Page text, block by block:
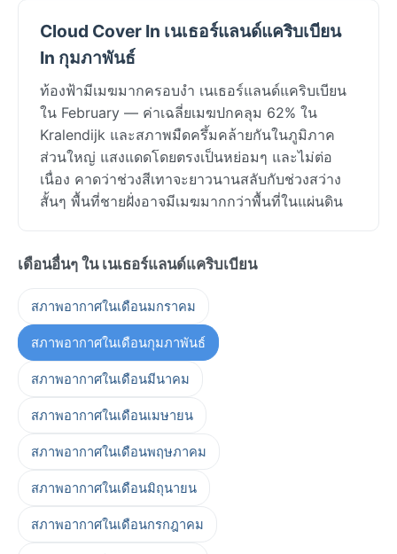
Cloud Cover In เนเธอร์แลนด์แคริบเบียน
In กุมภาพันธ์
ท้องฟ้ามีเมฆมากครอบงำ เนเธอร์แลนด์แคริบเบียน
ใน February — ค่าเฉลี่ยเมฆปกคลุม 62% ใน
Kralendijk และสภาพมืดครึ้มคล้ายกันในภูมิภาค
ส่วนใหญ่ แสงแดดโดยตรงเป็นหย่อมๆ และไม่ต่อ
เนื่อง คาดว่าช่วงสีเทาจะยาวนานสลับกับช่วงสว่าง
สั้นๆ พื้นที่ชายฝั่งอาจมีเมฆมากกว่าพื้นที่ในแผ่นดิน
เดือนอื่นๆ ใน เนเธอร์แลนด์แคริบเบียน
สภาพอากาศในเดือนมกราคม
สภาพอากาศในเดือนกุมภาพันธ์
สภาพอากาศในเดือนมีนาคม
สภาพอากาศในเดือนเมษายน
สภาพอากาศในเดือนพฤษภาคม
สภาพอากาศในเดือนมิถุนายน
สภาพอากาศในเดือนกรกฎาคม